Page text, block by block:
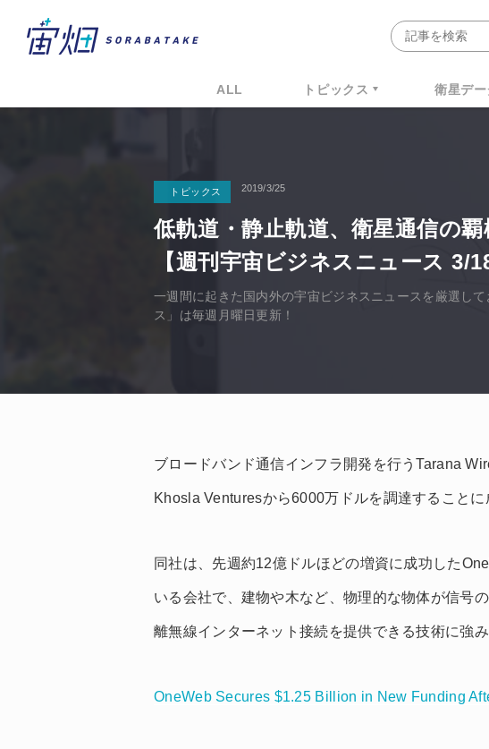
ALL トピックス 衛星デー
トピックス 2019/3/25
低軌道・静止軌道、衛星通信の
【週刊宇宙ビジネスニュース 3/
一週間に起きた国内外の宇宙ビジネスニュースを厳選し
ス」は毎週月曜日更新！
ブロードバンド通信インフラ開発を行うTarana
Khosla Venturesから6000万ドルを調達することに
同社は、先週約12億ドルほどの増資に成功した
いる会社で、建物や木など、物理的な物体が信号
離無線インターネット接続を提供できる技術に強み
OneWeb Secures $1.25 Billion in New Funding